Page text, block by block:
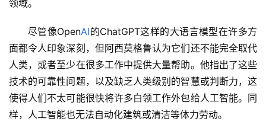
题
领域。
尽管像OpenAI的ChatGPT这样的大语言模型在许多方
面都令人印象深刻，但阿西莫格鲁认为它们还不能完全取代
人类，或者至少在很多工作中提供大量帮助。他指出了这些
技术的可靠性问题，以及缺乏人类级别的智慧或判断力，这
使得人们不太可能很快将许多白领工作外包给人工智能。同
样，人工智能也无法自动化建筑或清洁等体力劳动。